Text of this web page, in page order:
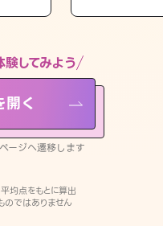
してみよう
く
ージへ遷移します
均点をもとに算出
のではありません